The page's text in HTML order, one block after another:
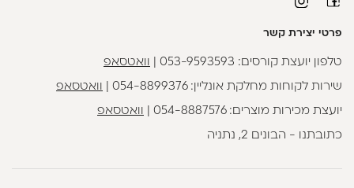
פרטי יצירת קשר
טלפון יועצת קורסים: 053-9593593 וואטסאפ
שירות לקוחות מחלקת אונליין:054-8899376 וואטסאפ
יועצת מכירות מוצרים:054-8887576 וואטסאפ
כתובתנו - הבונים 2, נתניה